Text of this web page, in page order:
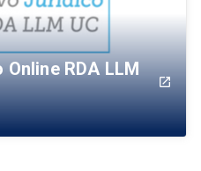
RDA LLM
launch